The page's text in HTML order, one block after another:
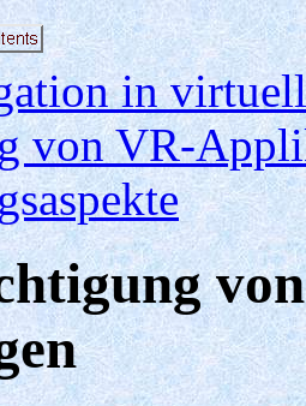
in
von VR-